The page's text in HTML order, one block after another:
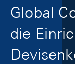
Global
die